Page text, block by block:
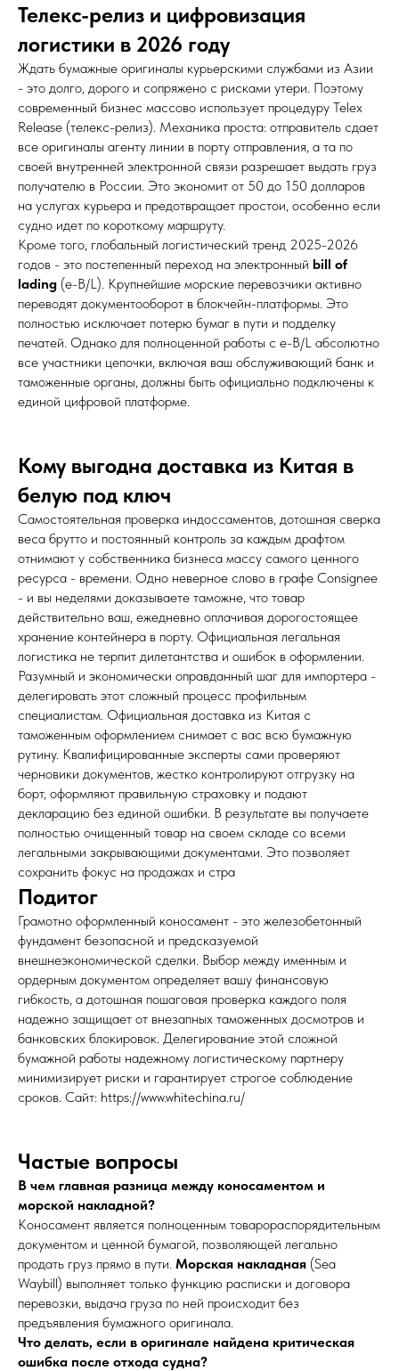
Телекс-релиз и цифровизация
логистики в 2026 году
Ждать бумажные оригиналы курьерскими службами из Азии
- это долго, дорого и сопряжено с рисками утери. Поэтому
современный бизнес массово использует процедуру Telex
Release (телекс-релиз). Механика проста: отправитель сдает
все оригиналы агенту линии в порту отправления, а та по
своей внутренней электронной связи разрешает выдать груз
получателю в России. Это экономит от 50 до 150 долларов
на услугах курьера и предотвращает простои, особенно если
судно идет по короткому маршруту.
Кроме того, глобальный логистический тренд 2025-2026
годов - это постепенный переход на электронный bill of
lading (e-B/L). Крупнейшие морские перевозчики активно
переводят документооборот в блокчейн-платформы. Это
полностью исключает потерю бумаг в пути и подделку
печатей. Однако для полноценной работы с e-B/L абсолютно
все участники цепочки, включая ваш обслуживающий банк и
таможенные органы, должны быть официально подключены к
единой цифровой платформе.
Кому выгодна доставка из Китая в
белую под ключ
Самостоятельная проверка индоссаментов, дотошная сверка
веса брутто и постоянный контроль за каждым драфтом
отнимают у собственника бизнеса массу самого ценного
ресурса - времени. Одно неверное слово в графе Consignee
- и вы неделями доказываете таможне, что товар
действительно ваш, ежедневно оплачивая дорогостоящее
хранение контейнера в порту. Официальная легальная
логистика не терпит дилетантства и ошибок в оформлении.
Разумный и экономически оправданный шаг для импортера -
делегировать этот сложный процесс профильным
специалистам. Официальная доставка из Китая с
таможенным оформлением снимает с вас всю бумажную
рутину. Квалифицированные эксперты сами проверяют
черновики документов, жестко контролируют отгрузку на
борт, оформляют правильную страховку и подают
декларацию без единой ошибки. В результате вы получаете
полностью очищенный товар на своем складе со всеми
легальными закрывающими документами. Это позволяет
сохранить фокус на продажах и стра
Подитог
Грамотно оформленный коносамент - это железобетонный
фундамент безопасной и предсказуемой
внешнеэкономической сделки. Выбор между именным и
ордерным документом определяет вашу финансовую
гибкость, а дотошная пошаговая проверка каждого поля
надежно защищает от внезапных таможенных досмотров и
банковских блокировок. Делегирование этой сложной
бумажной работы надежному логистическому партнеру
минимизирует риски и гарантирует строгое соблюдение
сроков. Сайт: https://www.whitechina.ru/
Частые вопросы
В чем главная разница между коносаментом и
морской накладной?
Коносамент является полноценным товарораспорядительным
документом и ценной бумагой, позволяющей легально
продать груз прямо в пути. Морская накладная (Sea
Waybill) выполняет только функцию расписки и договора
перевозки, выдача груза по ней происходит без
предъявления бумажного оригинала.
Что делать, если в оригинале найдена критическая
ошибка после отхода судна?